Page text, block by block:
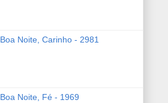
Boa Noite, Carinho - 2981
Boa Noite, Fé - 1969